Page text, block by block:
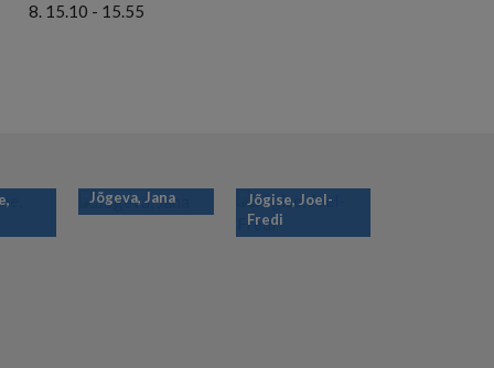
15.10 - 15.55
Jõgeva, Jana
Jõgise, Joel-
Fredi